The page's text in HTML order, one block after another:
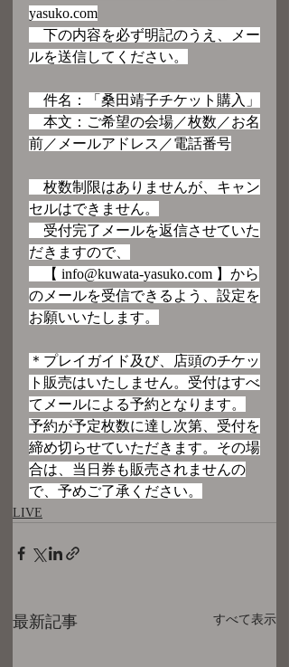
yasuko.com
下の内容を必ず明記のうえ、メー
ルを送信してください。
件名：「桑田靖子チケット購入」
本文：ご希望の会場／枚数／お名
前／メールアドレス／電話番号
枚数制限はありませんが、キャン
セルはできません。
受付完了メールを返信させていた
だきますので、
【 info@kuwata-yasuko.com 】から
のメールを受信できるよう、設定を
お願いいたします。
＊プレイガイド及び、店頭のチケッ
ト販売はいたしません。受付はすべ
てメールによる予約となります。
予約が予定枚数に達し次第、受付を
締め切らせていただきます。その場
合は、当日券も販売されませんの
で、予めご了承ください。
LIVE
最新記事 すべて表示